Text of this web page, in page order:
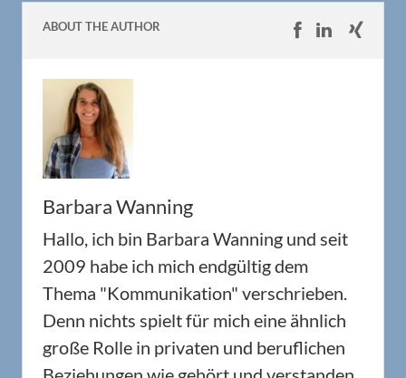
ABOUT THE AUTHOR
Barbara Wanning
Hallo, ich bin Barbara Wanning und seit
2009 habe ich mich endgültig dem
Thema "Kommunikation" verschrieben.
Denn nichts spielt für mich eine ähnlich
große Rolle in privaten und beruflichen